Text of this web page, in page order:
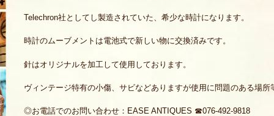
Telechron社としてし製造されていた、希少な時計になります。
時計のムーブメントは電池式で新しい物に交換済みです。
針はオリジナルを加工して使用しております。
ヴィンテージ特有の小傷、サビなどありますが使用に問題のある場所
◎お電話でのお問い合わせ：EASE ANTIQUES ☎076-492-9818